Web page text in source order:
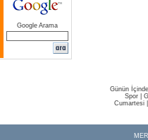
Google Arama
Günün
Spor
Cumartesi